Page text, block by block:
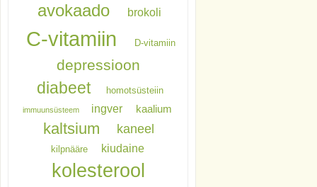
avokaado brokoli
C-vitamiin D-vitamiin
depressioon
diabeet homotsüsteiin
immuunsüsteem ingver kaalium
kaltsium kaneel
kilpnääre kiudaine
kolesterool